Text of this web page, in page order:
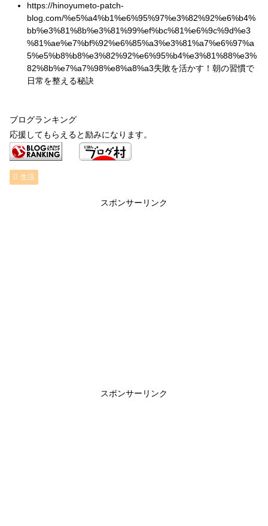
https://hinoyumeto-patch-
blog.com/%e5%a4%b1%e6%95%97%e3%82%92%e6%b4%
bb%e3%81%8b%e3%81%99%ef%bc%81%e6%9c%9d%e3
%81%ae%e7%bf%92%e6%85%a3%e3%81%a7%e6%97%a
5%e5%b8%b8%e3%82%92%e6%95%b4%e3%81%88%e3%
82%8b%e7%a7%98%e8%a8%a3失敗を活かす！朝の習慣で
日常を整える秘訣
ブログランキング
応援してもらえると励みになります。
生活
スポンサーリンク
スポンサーリンク